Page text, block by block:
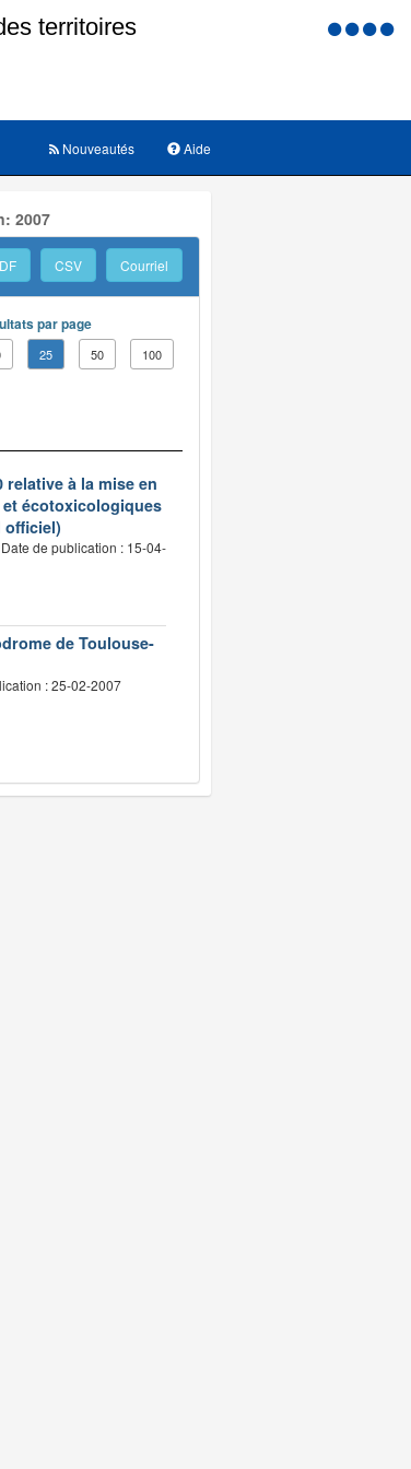
Menu
Aide
Nouveautés
2007
CSV Courriel
par page
25 50 100
relative à la mise en
écotoxicologiques
officiel)
Date de publication : 15-04-
de Toulouse-
: 25-02-2007